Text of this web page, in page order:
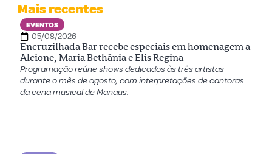
Mais recentes
EVENTOS
05/08/2026
Encruzilhada Bar recebe especiais em homenagem a
Alcione, Maria Bethânia e Elis Regina
Programação reúne shows dedicados às três artistas
durante o mês de agosto, com interpretações de cantoras
da cena musical de Manaus.